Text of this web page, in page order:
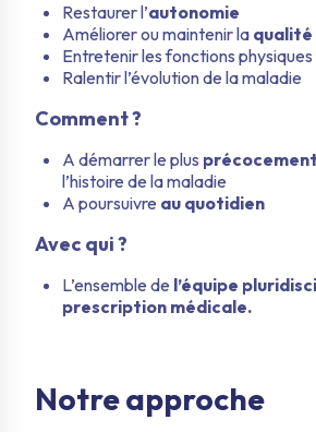
Restaurer l’autonomie
Améliorer ou maintenir la qualité
Entretenir les fonctions
Ralentir l’évolution de la maladie
Comment ?
A démarrer le plus précocement
l’histoire de la maladie
A poursuivre au quotidien
Avec qui ?
L’ensemble de l’équipe
prescription médicale.
Notre approche